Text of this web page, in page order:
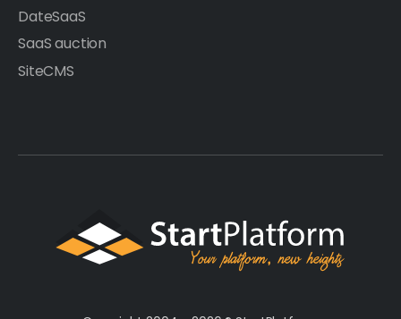
DateSaaS
SaaS auction
SiteCMS